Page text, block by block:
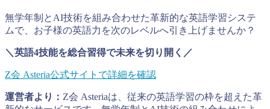
無学年制とAI技術を組み合わせた革新的な英語学習システ
ムで、お子様の英語力を次のレベルへ引き上げませんか？
＼英語4技能を総合習得で未来を切り開く／
Z会 Asteria公式サイトで詳細を確認
運営者より： Z会 Asteriaは、従来の英語学習の枠を超えた革